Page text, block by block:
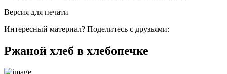
Версия для печати
Интересный материал? Поделитесь с друзьями:
Ржаной хлеб в хлебопечке